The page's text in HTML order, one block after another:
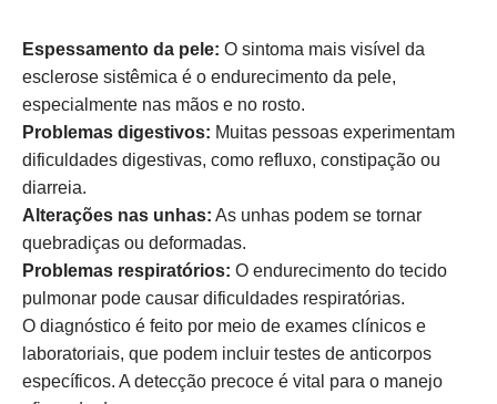
Espessamento da pele: O sintoma mais visível da
esclerose sistêmica é o endurecimento da pele,
especialmente nas mãos e no rosto.
Problemas digestivos: Muitas pessoas experimentam
dificuldades digestivas, como refluxo, constipação ou
diarreia.
Alterações nas unhas: As unhas podem se tornar
quebradiças ou deformadas.
Problemas respiratórios: O endurecimento do tecido
pulmonar pode causar dificuldades respiratórias.
O diagnóstico é feito por meio de exames clínicos e
laboratoriais, que podem incluir testes de anticorpos
específicos. A detecção precoce é vital para o manejo